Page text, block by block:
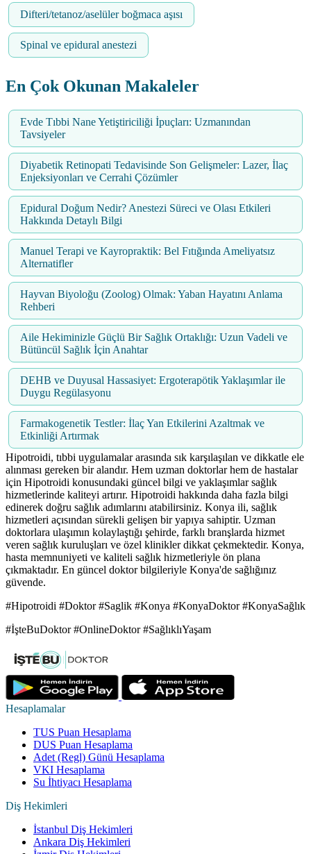
Difteri/tetanoz/aselüler boğmaca aşısı
Spinal ve epidural anestezi
En Çok Okunan Makaleler
Evde Tıbbi Nane Yetiştiriciliği İpuçları: Uzmanından
Tavsiyeler
Diyabetik Retinopati Tedavisinde Son Gelişmeler: Lazer, İlaç
Enjeksiyonları ve Cerrahi Çözümler
Epidural Doğum Nedir? Anestezi Süreci ve Olası Etkileri
Hakkında Detaylı Bilgi
Manuel Terapi ve Kayropraktik: Bel Fıtığında Ameliyatsız
Alternatifler
Hayvan Biyoloğu (Zoolog) Olmak: Yaban Hayatını Anlama
Rehberi
Aile Hekiminizle Güçlü Bir Sağlık Ortaklığı: Uzun Vadeli ve
Bütüncül Sağlık İçin Anahtar
DEHB ve Duyusal Hassasiyet: Ergoterapötik Yaklaşımlar ile
Duygu Regülasyonu
Farmakogenetik Testler: İlaç Yan Etkilerini Azaltmak ve
Etkinliği Artırmak
Hipotroidi, tıbbi uygulamalar arasında sık karşılaşılan ve dikkatle ele
alınması gereken bir alandır. Hem uzman doktorlar hem de hastalar
için Hipotroidi konusundaki güncel bilgi ve yaklaşımlar sağlık
hizmetlerinde kaliteyi artırır. Hipotroidi hakkında daha fazla bilgi
edinerek doğru sağlık adımlarını atabilirsiniz. Konya ili, sağlık
hizmetleri açısından sürekli gelişen bir yapıya sahiptir. Uzman
doktorlara ulaşımın kolaylaştığı şehirde, farklı branşlarda hizmet
veren sağlık kuruluşları ve özel klinikler dikkat çekmektedir. Konya,
hasta memnuniyeti ve kaliteli sağlık hizmetleriyle ön plana
çıkmaktadır. En güncel doktor bilgileriyle Konya'de sağlığınız
güvende.
#Hipotroidi #Doktor #Saglik #Konya #KonyaDoktor #KonyaSağlık
#İşteBuDoktor #OnlineDoktor #SağlıklıYaşam
Hesaplamalar
TUS Puan Hesaplama
DUS Puan Hesaplama
Adet (Regl) Günü Hesaplama
VKI Hesaplama
Su İhtiyacı Hesaplama
Diş Hekimleri
İstanbul Diş Hekimleri
Ankara Diş Hekimleri